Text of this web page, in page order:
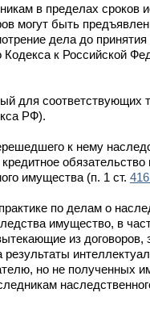
в пределах сроков
могут быть
дела до принятия
к Российской
для соответствующих
РФ).
к нему
имущества (п. 1 ст.
по делам о
имущество, в
из договоров,
но не полученных